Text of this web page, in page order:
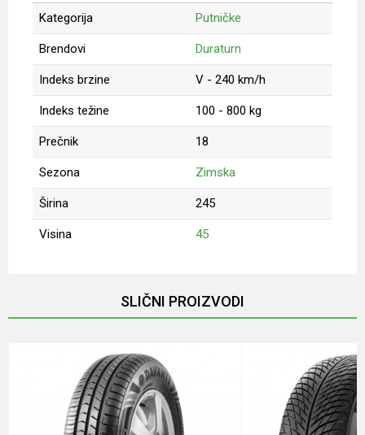
Kategorija
Putničke
Brendovi Duraturn
Indeks brzine V - 240 km/h
Indeks težine 100 - 800 kg
Prečnik 18
Sezona Zimska
Širina 245
Visina 45
SLIČNI PROIZVODI